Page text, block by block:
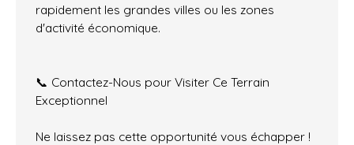
rapidement les grandes villes ou les zones
d'activité économique.
📞 Contactez-Nous pour Visiter Ce Terrain
Exceptionnel
Ne laissez pas cette opportunité vous échapper !